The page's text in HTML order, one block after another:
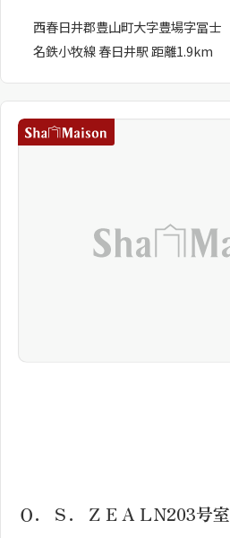
西春日井郡豊山町大字豊場字冨士
名鉄小牧線 春日井駅 距離1.9km
Ｏ．Ｓ．ＺＥＡＬN203号室